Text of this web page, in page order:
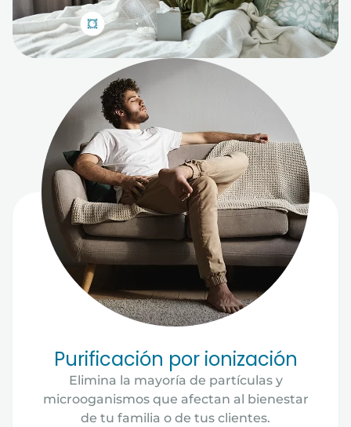
Purificación por ionización
Elimina la mayoría de partículas y
microoganismos que afectan al bienestar
de tu familia o de tus clientes.